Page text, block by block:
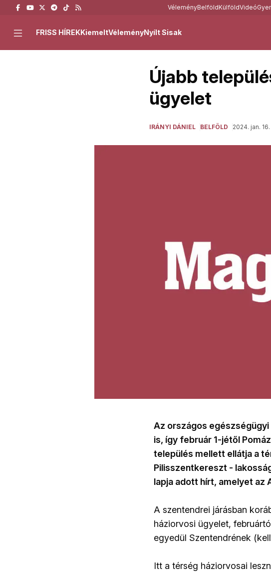
VéleményBelföldKülföldVideó
FRISS HÍREKKiemeltVéleményNyílt Sisak
Újabb
ügyelet
IRÁNYI DÁNIEL BELFÖLD 2024. jan. 16.
Az országos
is, így február 1-jétől
település mellett ellátja a
Pilisszentkereszt -
lapja adott hírt, amelyet az
A szentendrei járásban
háziorvosi ügyelet,
egyedül Szentendrének
Itt a térség háziorvosai